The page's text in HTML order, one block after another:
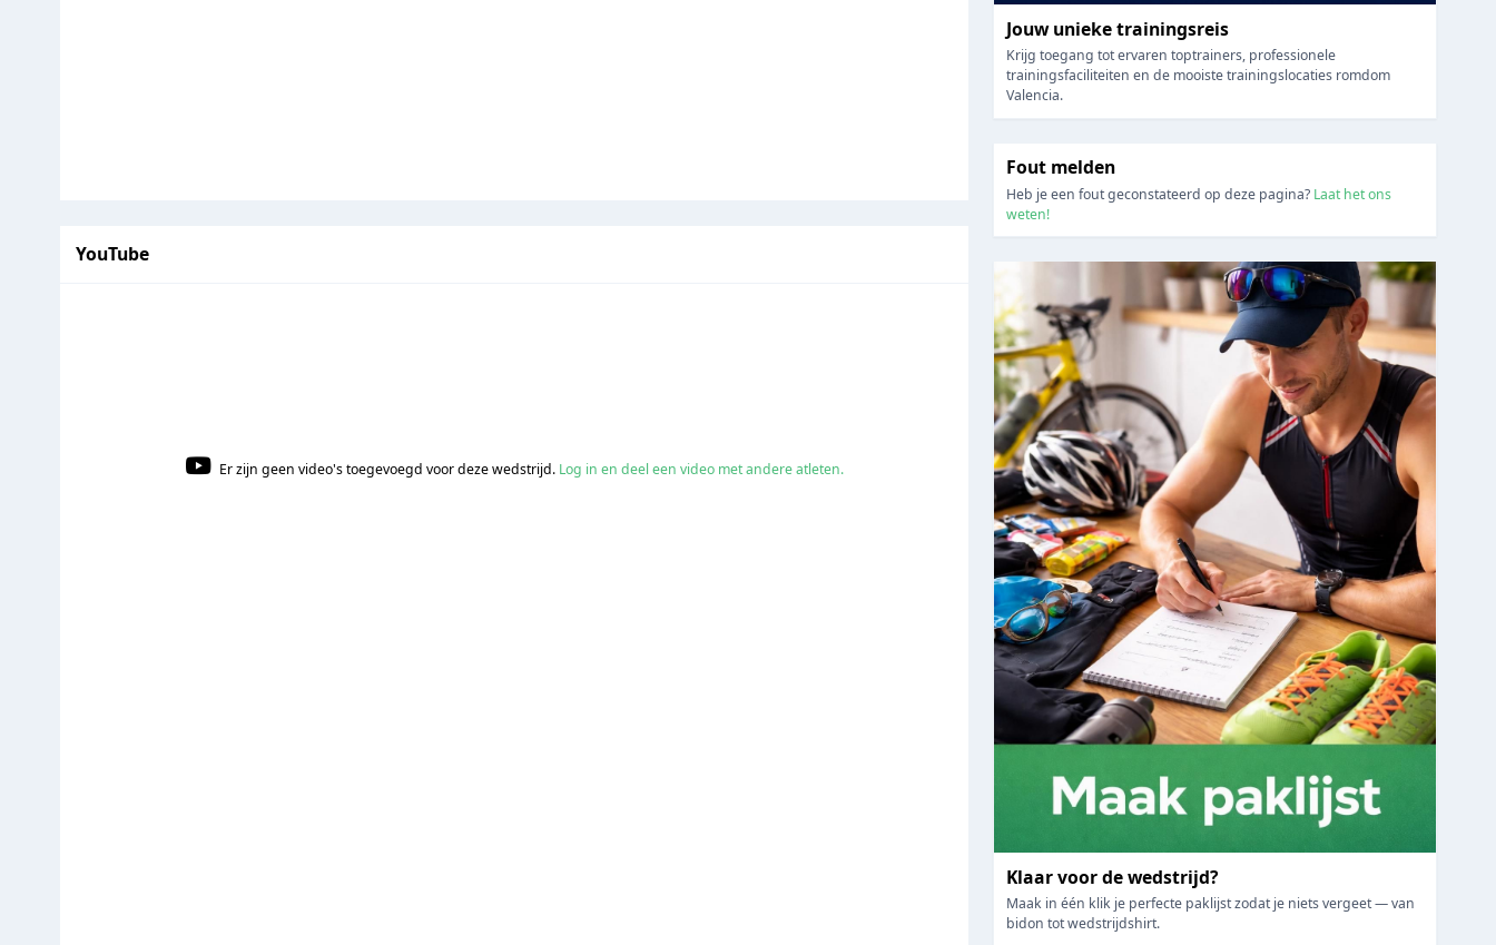
YouTube
Er zijn geen video's toegevoegd voor deze wedstrijd. Log in en deel een video met andere atleten.
Jouw unieke trainingsreis
Krijg toegang tot ervaren toptrainers, professionele
trainingsfaciliteiten en de mooiste trainingslocaties romdom
Valencia.
Fout melden
Heb je een fout geconstateerd op deze pagina? Laat het ons
weten!
Klaar voor de wedstrijd?
Maak in één klik je perfecte paklijst zodat je niets vergeet — van
bidon tot wedstrijdshirt.